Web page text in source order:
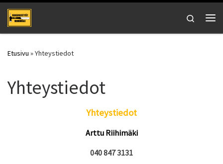
Skip to content
Search
Etusivu »Yhteystiedot
Yhteystiedot
Yhteystiedot
Arttu Riihimäki
040 847 3131